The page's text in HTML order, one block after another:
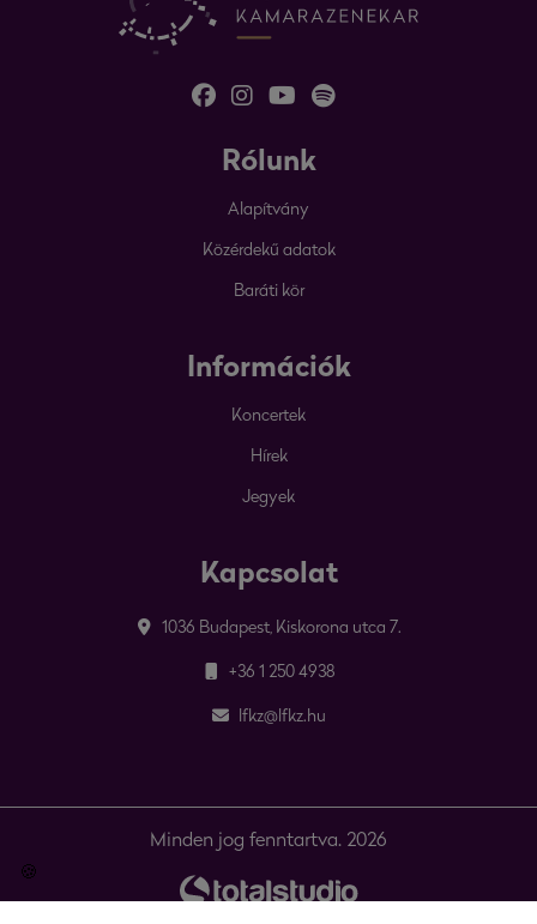
Rólunk
Alapítvány
Közérdekű adatok
Baráti kör
Információk
Koncertek
Hírek
Jegyek
Kapcsolat
1036 Budapest, Kiskorona utca 7.
+36 1 250 4938
lfkz@lfkz.hu
Minden jog fenntartva. 2026
🍪